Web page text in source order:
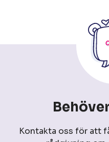
Kontakta oss för att